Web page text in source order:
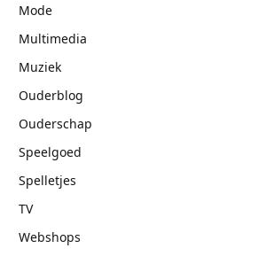
Mode
Multimedia
Muziek
Ouderblog
Ouderschap
Speelgoed
Spelletjes
TV
Webshops